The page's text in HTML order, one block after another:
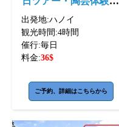
日本語ガイド付き＞
出発地:ハノイ
観光時間:4時間
催行:毎日
料金:36$
ご予約、詳細はこちらから